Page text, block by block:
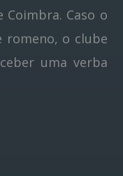
Caso o
romeno, o clube
uma verba